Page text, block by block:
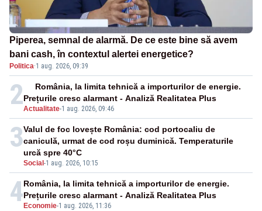
Piperea, semnal de alarmă. De ce este bine să avem
bani cash, în contextul alertei energetice?
Politica·1 aug. 2026, 09:39
2Actualitate-1 aug. 2026, 09:46
România, la limita tehnică a importurilor de energie.
Prețurile cresc alarmant - Analiză Realitatea Plus
3
Social -1 aug. 2026, 10:15
Valul de foc lovește România: cod portocaliu de
caniculă, urmat de cod roșu duminică. Temperaturile
urcă spre 40°C
4 Economie-1 aug. 2026, 11:36
România, la limita tehnică a importurilor de energie.
Prețurile cresc alarmant - Analiză Realitatea Plus